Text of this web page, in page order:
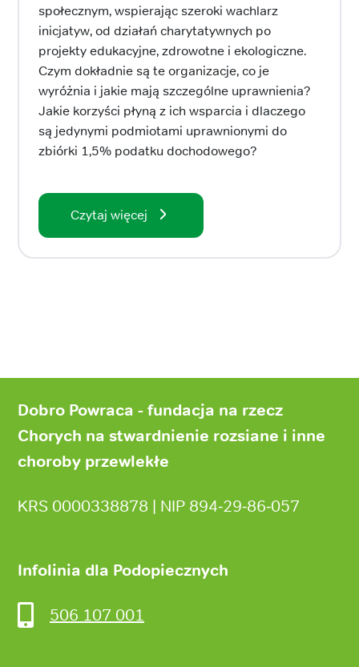
społecznym, wspierając szeroki wachlarz
inicjatyw, od działań charytatywnych po
projekty edukacyjne, zdrowotne i ekologiczne.
Czym dokładnie są te organizacje, co je
wyróżnia i jakie mają szczególne uprawnienia?
Jakie korzyści płyną z ich wsparcia i dlaczego
są jedynymi podmiotami uprawnionymi do
zbiórki 1,5% podatku dochodowego?
Czytaj więcej
stronyDobro Powraca - fundacja na rzecz
Chorych na stwardnienie rozsiane i inne
choroby przewlekłe
KRS 0000338878 | NIP 894‑29‑86‑057
Infolinia dla Podopiecznych
506 107 001